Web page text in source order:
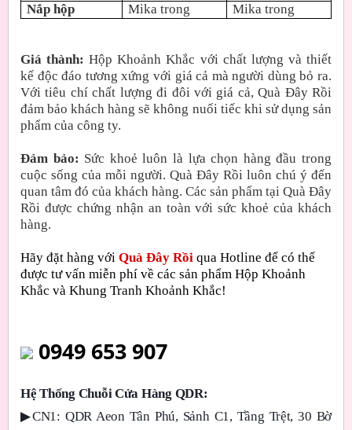
Nắp hộp
Mika trong Mika trong
Giá thành:Hộp Khoảnh Khắc với chất lượng và thiết
kế độc đáo tương xứng với giá cả mà người dùng bỏ ra.
Với tiêu chí chất lượng đi đôi với giá cả, Quà Đây Rồi
đảm bảo khách hàng sẽ không nuối tiếc khi sử dụng sản
phẩm của công ty.
Đảm bảo: Sức khoẻ luôn là lựa chọn hàng đầu trong
cuộc sống của mỗi người. Quà Đây Rồi luôn chú ý đến
quan tâm đó của khách hàng. Các sản phẩm tại Quà Đây
Rồi được chứng nhận an toàn với sức khoẻ của khách
hàng.
Hãy đặt hàng với Quà Đây Rồi qua Hotline để có thể
được tư vấn miễn phí về các sản phẩm Hộp Khoảnh
Khắc và Khung Tranh Khoảnh Khắc!
0949 653 907
Hệ Thống Chuỗi Cửa Hàng QDR:
▶CN1: QDR Aeon Tân Phú, Sảnh C1, Tầng Trệt, 30 Bờ